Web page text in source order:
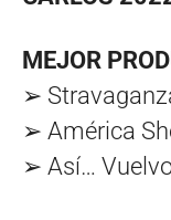
MEJOR
➢
➢ América
➢ Así…